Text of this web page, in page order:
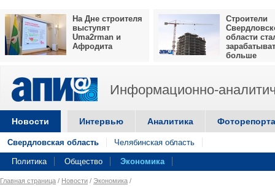
На Дне строителя
выступят
Uma2rman и
Афродита
Строители
области
больше
Информационно-
Новости Интервью Аналитика
Свердловская область Челябинская область
Политика Общество Экономика
Главная страница / Новости / Экономика /